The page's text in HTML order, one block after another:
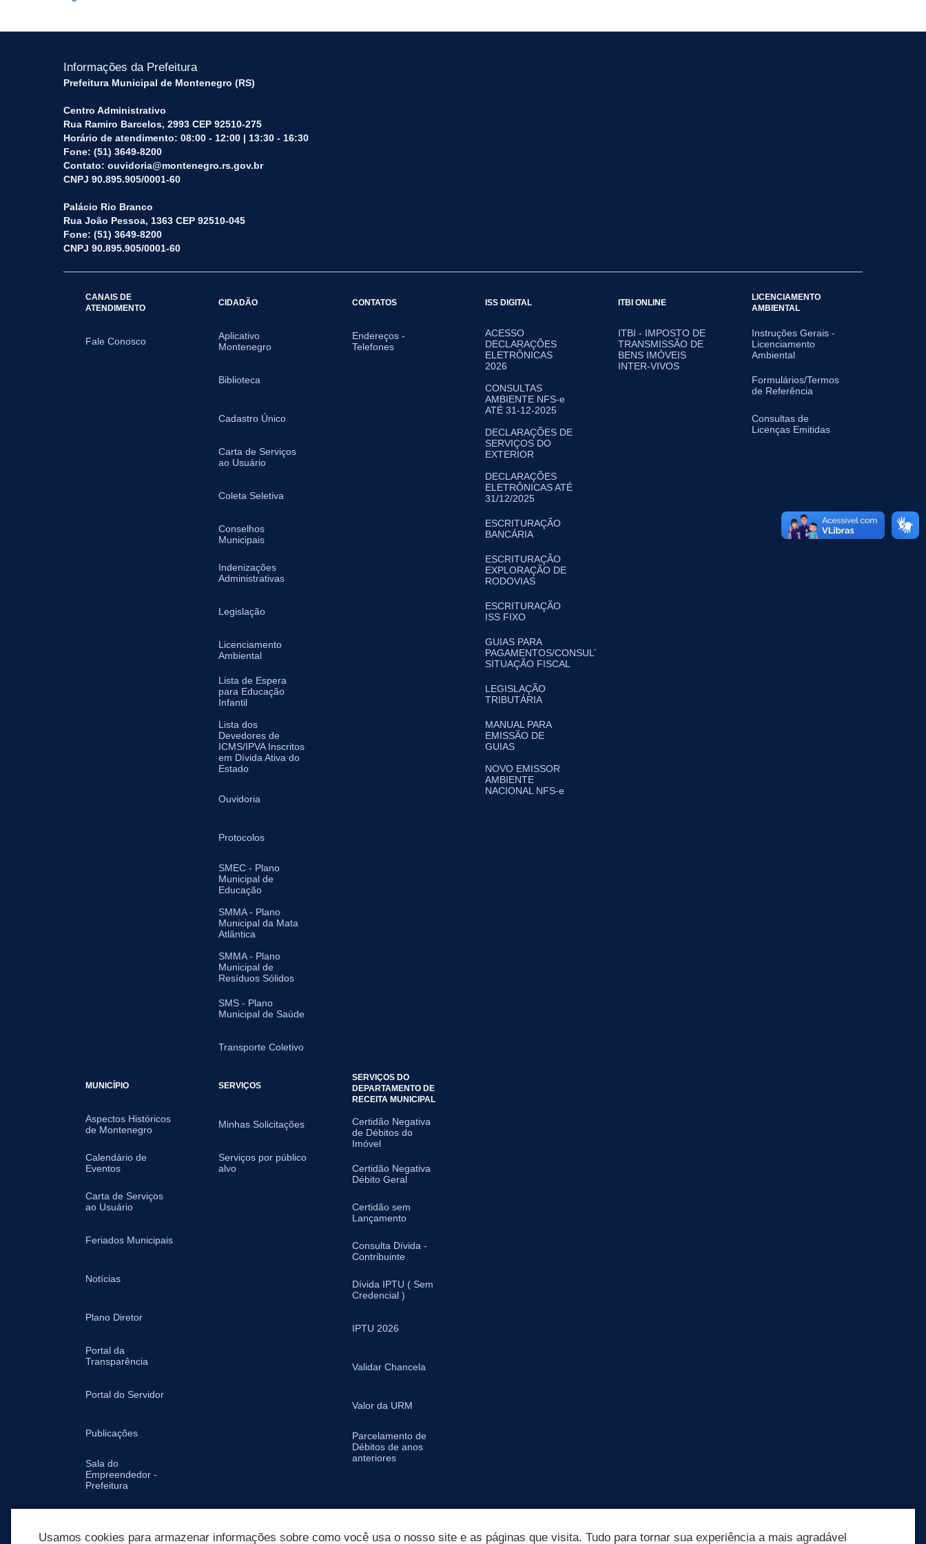
Informações da Prefeitura
Prefeitura Municipal de Montenegro (RS)
Centro Administrativo
Rua Ramiro Barcelos, 2993 CEP 92510-275
Horário de atendimento: 08:00 - 12:00 | 13:30 - 16:30
Fone: (51) 3649-8200
Contato: ouvidoria@montenegro.rs.gov.br
CNPJ 90.895.905/0001-60
Palácio Rio Branco
Rua João Pessoa, 1363 CEP 92510-045
Fone: (51) 3649-8200
CNPJ 90.895.905/0001-60
CANAIS DE
ATENDIMENTO
Fale Conosco
CIDADÃO
Aplicativo
Montenegro
Biblioteca
Cadastro Único
Carta de Serviços
ao Usuário
Coleta Seletiva
Conselhos
Municipais
Indenizações
Administrativas
Legislação
Licenciamento
Ambiental
Lista de Espera
para Educação
Infantil
Lista dos
Devedores de
ICMS/IPVA Inscritos
em Dívida Ativa do
Estado
Ouvidoria
Protocolos
SMEC - Plano
Municipal de
Educação
SMMA - Plano
Municipal da Mata
Atlântica
SMMA - Plano
Municipal de
Resíduos Sólidos
SMS - Plano
Municipal de Saúde
Transporte Coletivo
CONTATOS
Endereços -
Telefones
ISS DIGITAL
ACESSO
DECLARAÇÕES
ELETRÔNICAS
2026
CONSULTAS
AMBIENTE NFS-e
ATÉ 31-12-2025
DECLARAÇÕES DE
SERVIÇOS DO
EXTERIOR
DECLARAÇÕES
ELETRÔNICAS ATÉ
31/12/2025
ESCRITURAÇÃO
BANCÁRIA
ESCRITURAÇÃO
EXPLORAÇÃO DE
RODOVIAS
ESCRITURAÇÃO
ISS FIXO
GUIAS PARA
PAGAMENTOS/CONSULTA
SITUAÇÃO FISCAL
LEGISLAÇÃO
TRIBUTÁRIA
MANUAL PARA
EMISSÃO DE
GUIAS
NOVO EMISSOR
AMBIENTE
NACIONAL NFS-e
ITBI ONLINE
ITBI - IMPOSTO DE
TRANSMISSÃO DE
BENS IMÓVEIS
INTER-VIVOS
LICENCIAMENTO
AMBIENTAL
Instruções Gerais -
Licenciamento
Ambiental
Formulários/Termos
de Referência
Consultas de
Licenças Emitidas
MUNICÍPIO
Aspectos Históricos
de Montenegro
Calendário de
Eventos
Carta de Serviços
ao Usuário
Feriados Municipais
Notícias
Plano Diretor
Portal da
Transparência
Portal do Servidor
Publicações
Sala do
Empreendedor -
Prefeitura
SERVIÇOS
Minhas Solicitações
Serviços por público
alvo
SERVIÇOS DO
DEPARTAMENTO DE
RECEITA MUNICIPAL
Certidão Negativa
de Débitos do
Imóvel
Certidão Negativa
Débito Geral
Certidão sem
Lançamento
Consulta Dívida -
Contribuinte
Dívida IPTU ( Sem
Credencial )
IPTU 2026
Validar Chancela
Valor da URM
Parcelamento de
Débitos de anos
anteriores
Usamos cookies para armazenar informações sobre como você usa o nosso site e as páginas que visita. Tudo para tornar sua experiência a mais agradável